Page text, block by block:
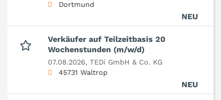
Dortmund
NEU
Verkäufer auf Teilzeitbasis 20
Wochenstunden (m/w/d)
07.08.2026, TEDi GmbH & Co. KG
45731 Waltrop
NEU